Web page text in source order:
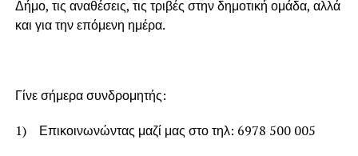
Δήμο, τις αναθέσεις, τις τριβές στην δημοτική ομάδα, αλλά
και για την επόμενη ημέρα.
Γίνε σήμερα συνδρομητής:
1) Επικοινωνώντας μαζί μας στο τηλ: 6978 500 005